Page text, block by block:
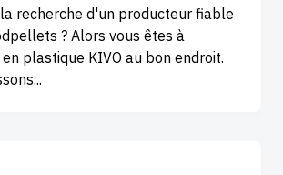
recherche d'un producteur fiable
? Alors vous êtes à
plastique KIVO au bon endroit.